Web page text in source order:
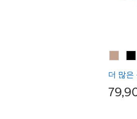
더 많은